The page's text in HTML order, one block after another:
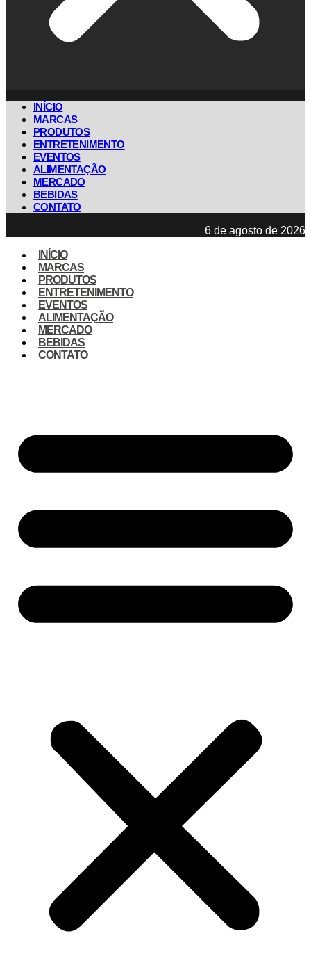
INÍCIO
MARCAS
PRODUTOS
ENTRETENIMENTO
EVENTOS
ALIMENTAÇÃO
MERCADO
BEBIDAS
CONTATO
6 de agosto de 2026
INÍCIO
MARCAS
PRODUTOS
ENTRETENIMENTO
EVENTOS
ALIMENTAÇÃO
MERCADO
BEBIDAS
CONTATO